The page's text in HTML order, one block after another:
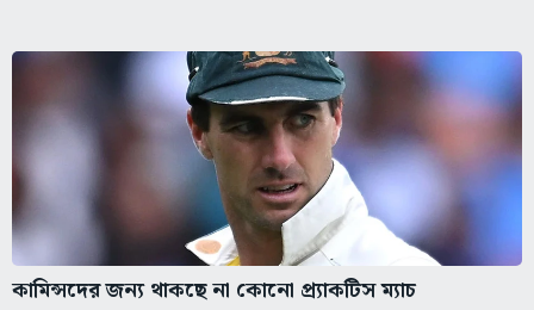
কামিন্সদের জন্য থাকছে না কোনো প্র্যাকটিস ম্যাচ